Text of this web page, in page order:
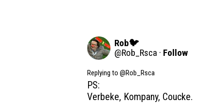
Rob🐦
@Rob_Rsca · Follow
Replying to @Rob_Rsca
PS:
Verbeke, Kompany, Coucke.